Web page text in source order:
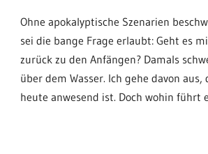
Ohne apokalyptische Szenarien
sei die bange Frage erlaubt: Geht es
zurück zu den Anfängen? Damals
über dem Wasser. Ich gehe davon aus,
heute anwesend ist. Doch wohin führt